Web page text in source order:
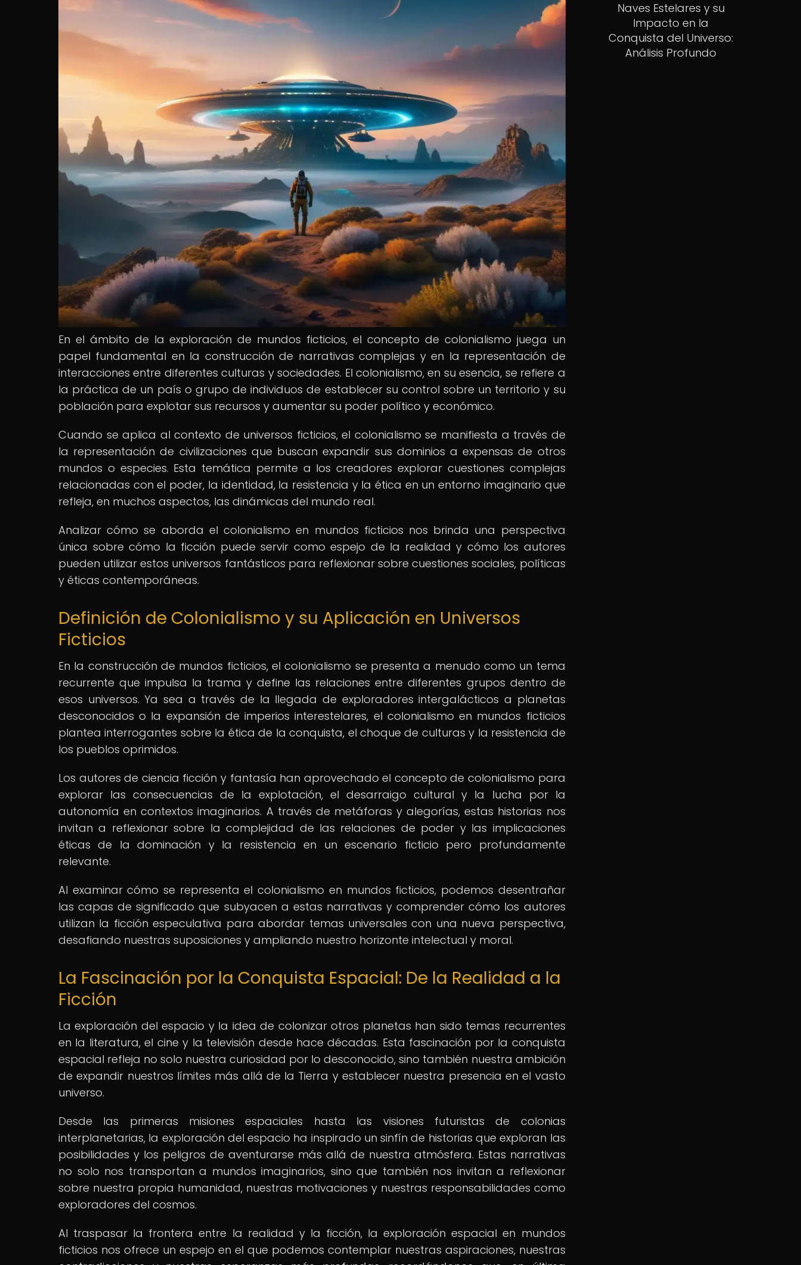
En el ámbito de la exploración de mundos ficticios, el concepto de colonialismo juega un
papel fundamental en la construcción de narrativas complejas y en la representación de
interacciones entre diferentes culturas y sociedades. El colonialismo, en su esencia, se refiere a
la práctica de un país o grupo de individuos de establecer su control sobre un territorio y su
población para explotar sus recursos y aumentar su poder político y económico.
Cuando se aplica al contexto de universos ficticios, el colonialismo se manifiesta a través de
la representación de civilizaciones que buscan expandir sus dominios a expensas de otros
mundos o especies. Esta temática permite a los creadores explorar cuestiones complejas
relacionadas con el poder, la identidad, la resistencia y la ética en un entorno imaginario que
refleja, en muchos aspectos, las dinámicas del mundo real.
Analizar cómo se aborda el colonialismo en mundos ficticios nos brinda una perspectiva
única sobre cómo la ficción puede servir como espejo de la realidad y cómo los autores
pueden utilizar estos universos fantásticos para reflexionar sobre cuestiones sociales, políticas
y éticas contemporáneas.
Definición de Colonialismo y su Aplicación en Universos
Ficticios
En la construcción de mundos ficticios, el colonialismo se presenta a menudo como un tema
recurrente que impulsa la trama y define las relaciones entre diferentes grupos dentro de
esos universos. Ya sea a través de la llegada de exploradores intergalácticos a planetas
desconocidos o la expansión de imperios interestelares, el colonialismo en mundos ficticios
plantea interrogantes sobre la ética de la conquista, el choque de culturas y la resistencia de
los pueblos oprimidos.
Los autores de ciencia ficción y fantasía han aprovechado el concepto de colonialismo para
explorar las consecuencias de la explotación, el desarraigo cultural y la lucha por la
autonomía en contextos imaginarios. A través de metáforas y alegorías, estas historias nos
invitan a reflexionar sobre la complejidad de las relaciones de poder y las implicaciones
éticas de la dominación y la resistencia en un escenario ficticio pero profundamente
relevante.
Al examinar cómo se representa el colonialismo en mundos ficticios, podemos desentrañar
las capas de significado que subyacen a estas narrativas y comprender cómo los autores
utilizan la ficción especulativa para abordar temas universales con una nueva perspectiva,
desafiando nuestras suposiciones y ampliando nuestro horizonte intelectual y moral.
La Fascinación por la Conquista Espacial: De la Realidad a la
Ficción
La exploración del espacio y la idea de colonizar otros planetas han sido temas recurrentes
en la literatura, el cine y la televisión desde hace décadas. Esta fascinación por la conquista
espacial refleja no solo nuestra curiosidad por lo desconocido, sino también nuestra ambición
de expandir nuestros límites más allá de la Tierra y establecer nuestra presencia en el vasto
universo.
Desde las primeras misiones espaciales hasta las visiones futuristas de colonias
interplanetarias, la exploración del espacio ha inspirado un sinfín de historias que exploran las
posibilidades y los peligros de aventurarse más allá de nuestra atmósfera. Estas narrativas
no solo nos transportan a mundos imaginarios, sino que también nos invitan a reflexionar
sobre nuestra propia humanidad, nuestras motivaciones y nuestras responsabilidades como
exploradores del cosmos.
Al traspasar la frontera entre la realidad y la ficción, la exploración espacial en mundos
ficticios nos ofrece un espejo en el que podemos contemplar nuestras aspiraciones, nuestras
Naves Estelares y su
Impacto en la
Conquista del Universo:
Análisis Profundo